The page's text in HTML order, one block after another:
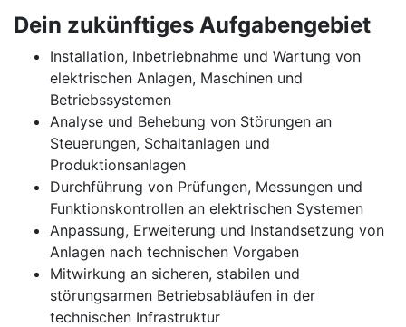
Dein zukünftiges Aufgabengebiet
Installation, Inbetriebnahme und Wartung von
elektrischen Anlagen, Maschinen und
Betriebssystemen
Analyse und Behebung von Störungen an
Steuerungen, Schaltanlagen und
Produktionsanlagen
Durchführung von Prüfungen, Messungen und
Funktionskontrollen an elektrischen Systemen
Anpassung, Erweiterung und Instandsetzung von
Anlagen nach technischen Vorgaben
Mitwirkung an sicheren, stabilen und
störungsarmen Betriebsabläufen in der
technischen Infrastruktur